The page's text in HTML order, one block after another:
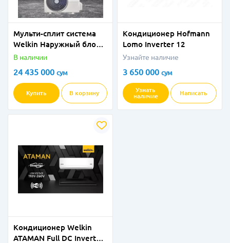
Мульти-сплит система
Welkin Наружный блок
W5-42k
В наличии
24 435 000 сум
Купить В корзину
Кондиционер Hofmann
Lomo Inverter 12
Узнайте наличие
3 650 000 сум
Узнать
наличие
Написать
Кондиционер Welkin
ATAMAN Full DС Inverter